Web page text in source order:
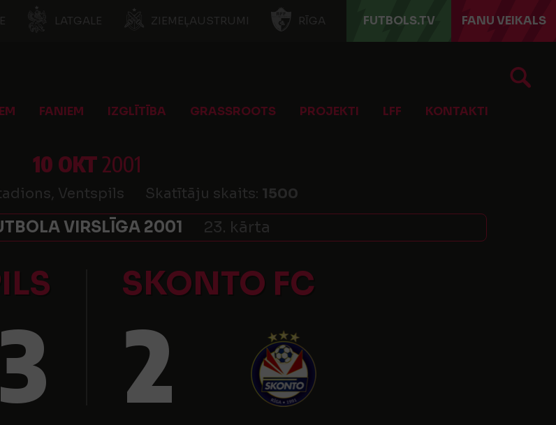
LATGALE ZIEMEĻAUSTRUMI RĪGA FUTBOLS.TV FANU VEIKALS
FANIEM IZGLĪTĪBA GRASSROOTS PROJEKTI LFF KONTAKTI
10 OKT2001
Ventspils Skatītāju skaits: 1500
VIRSLĪGA 2001 23. kārta
SKONTO FC
3 2